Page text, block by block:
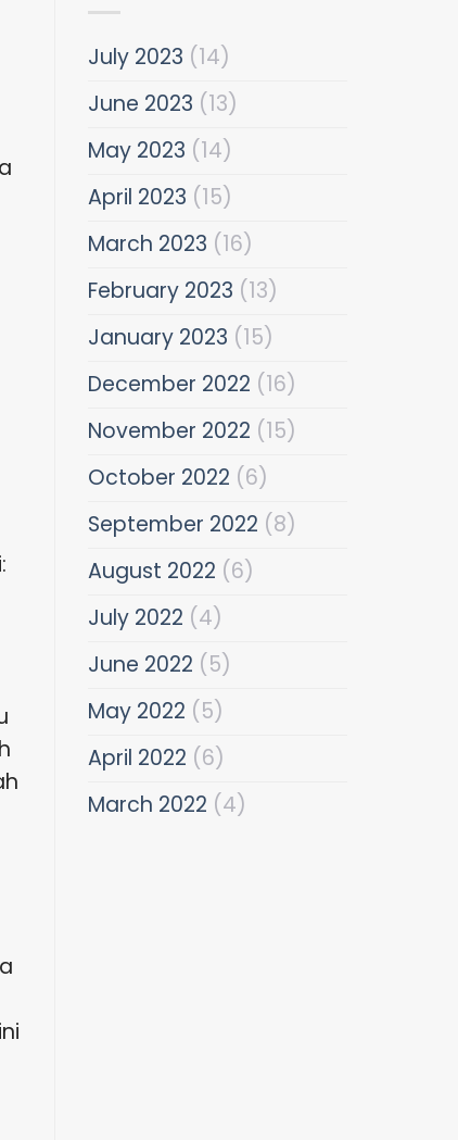
July 2023 (14)
June 2023 (13)
May 2023 (14)
April 2023 (15)
March 2023 (16)
February 2023 (13)
January 2023 (15)
December 2022 (16)
November 2022 (15)
October 2022 (6)
September 2022 (8)
August 2022 (6)
July 2022 (4)
June 2022 (5)
May 2022 (5)
April 2022 (6)
March 2022 (4)